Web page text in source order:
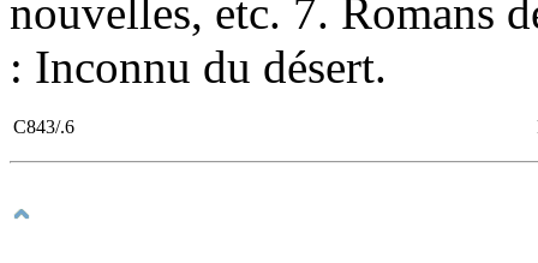
nouvelles, etc. 7. Romans
: Inconnu du désert.
C843/.6